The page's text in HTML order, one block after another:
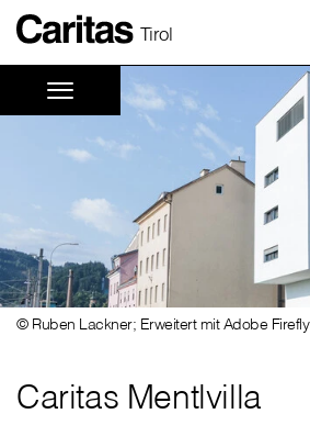
Tirol
© Ruben Lackner; Erweitert mit Adobe Firefly
Caritas Mentlvilla